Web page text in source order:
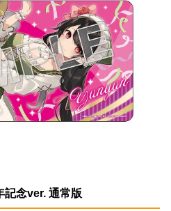
記念ver. 通常版